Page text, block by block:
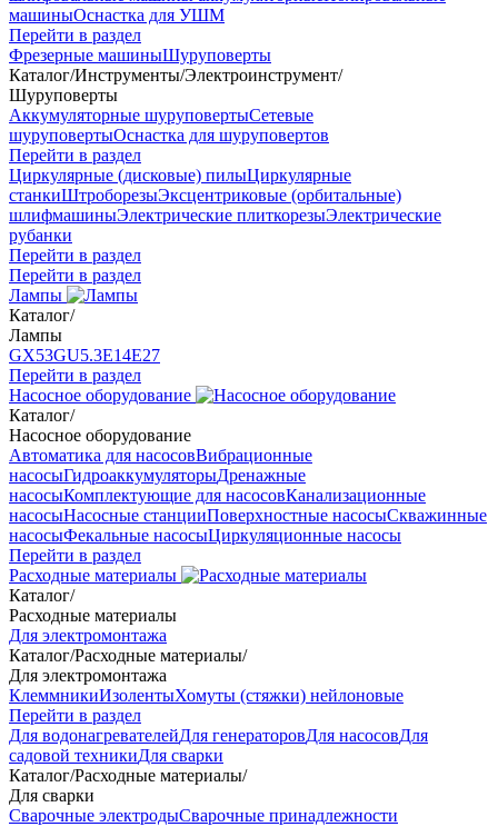
машиныОснастка для УШМ
Перейти в раздел
Фрезерные машиныШуруповерты
Каталог/Инструменты/Электроинструмент/
Шуруповерты
Аккумуляторные шуруповертыСетевые
шуруповертыОснастка для шуруповертов
Перейти в раздел
Циркулярные (дисковые) пилыЦиркулярные
станкиШтроборезыЭксцентриковые (орбитальные)
шлифмашиныЭлектрические плиткорезыЭлектрические
рубанки
Перейти в раздел
Перейти в раздел
Лампы
Каталог/
Лампы
GX53GU5.3Е14Е27
Перейти в раздел
Насосное оборудование
Каталог/
Насосное оборудование
Автоматика для насосовВибрационные
насосыГидроаккумуляторыДренажные
насосыКомплектующие для насосовКанализационные
насосыНасосные станцииПоверхностные насосыСкважинные
насосыФекальные насосыЦиркуляционные насосы
Перейти в раздел
Расходные материалы
Каталог/
Расходные материалы
Для электромонтажа
Каталог/Расходные материалы/
Для электромонтажа
КлеммникиИзолентыХомуты (стяжки) нейлоновые
Перейти в раздел
Для водонагревателейДля генераторовДля насосовДля
садовой техникиДля сварки
Каталог/Расходные материалы/
Для сварки
Сварочные электродыСварочные принадлежности